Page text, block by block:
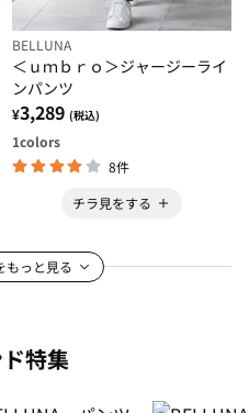
BELLUNA
＜ｕｍｂｒｏ＞ジャージーライ
ンパンツ
¥3,289 (税込)
1colors
8件
チラ見をする
もっと見る
特集